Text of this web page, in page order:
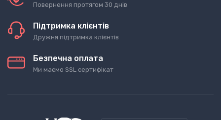
Повернення протягом 30 днів
Підтримка клієнтів
Дружня підтримка клієнтів
Безпечна оплата
Ми маємо SSL сертифікат